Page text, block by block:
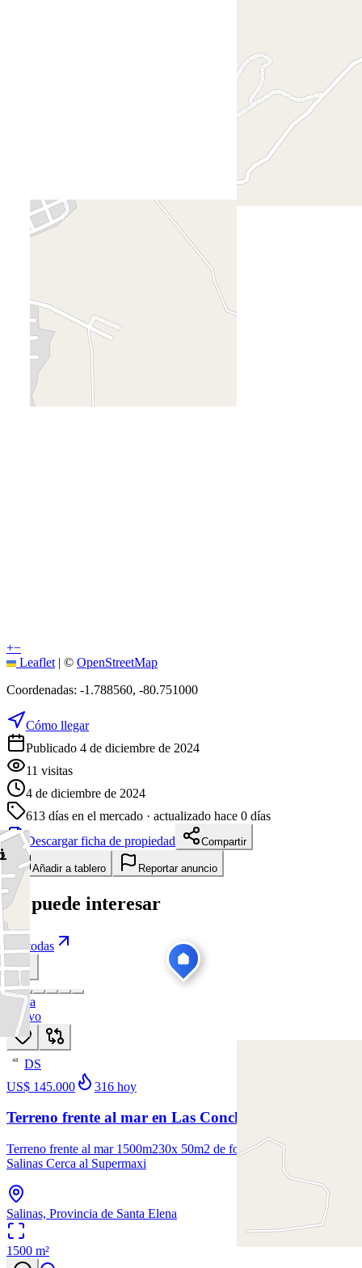
+−
Leaflet | © OpenStreetMap
Coordenadas: -1.788560, -80.751000
Cómo llegar
Publicado 4 de diciembre de 2024
11 visitas
4 de diciembre de 2024
613 días en el mercado · actualizado hace 0 días
Descargar ficha de propiedad
Compartir
Añadir a tablero Reportar anuncio
Te puede interesar
Ver todas
Venta
Nuevo
48
DS
US$ 145.000
316 hoy
Terreno frente al mar en Las Conchas 1500m2
Terreno frente al mar 1500m230x 50m2 de fondoEn Las Conchas
Salinas Cerca al Supermaxi
Salinas, Provincia de Santa Elena
1500 m²